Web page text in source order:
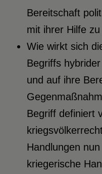
Bereitschaft
mit ihrer Hilfe
Wie wirkt sich
Begriffs
und auf ihre
Begriff definiert
Handlungen
kriegerische